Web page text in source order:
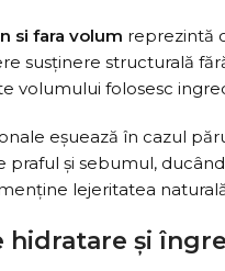
si fara volum reprezintă
susținere structurală
volumului folosesc
eșuează în cazul
praful și sebumul,
lejeritatea
și